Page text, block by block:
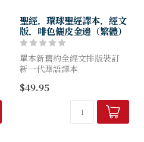
聖經．環球聖經譯本．經文
版．啡色儷皮金邊（繁體）
單本新舊約全經文排版裝訂
新一代華語譯本
致、文采"這五個層面上更妥
善考慮的譯本！
$49.95